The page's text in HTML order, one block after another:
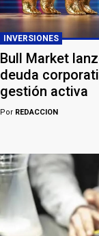
INVERSIONES
Bull Market
deuda
gestión activa
Por REDACCION